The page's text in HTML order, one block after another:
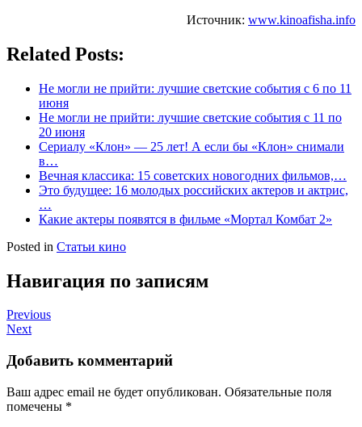
Источник: www.kinoafisha.info
Related Posts:
Не могли не прийти: лучшие светские события с 6 по 11
июня
Не могли не прийти: лучшие светские события с 11 по
20 июня
Сериалу «Клон» — 25 лет! А если бы «Клон» снимали
в…
Вечная классика: 15 советских новогодних фильмов,…
Это будущее: 16 молодых российских актеров и актрис,
…
Какие актеры появятся в фильме «Мортал Комбат 2»
Posted in Статьи кино
Навигация по записям
Previous
Next
Добавить комментарий
Ваш адрес email не будет опубликован. Обязательные поля
помечены *